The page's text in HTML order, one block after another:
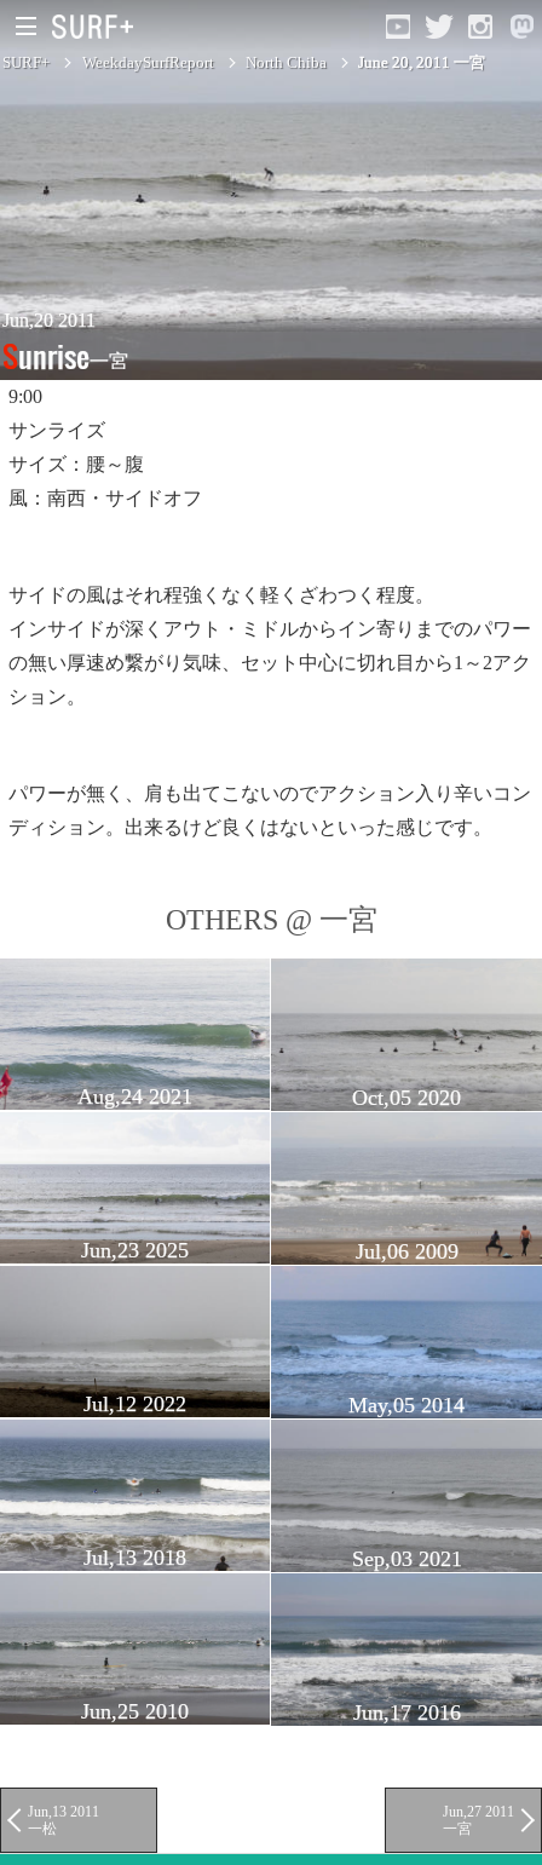
North Chiba
South Chiba
Unusually
Video Logs
Monthly Archive
SURF+ WeekdaySurfReport North Chiba June 20, 2011 一宮
Jun,20 2011
Sunrise一宮
9:00
サンライズ
サイズ：腰～腹
風：南西・サイドオフ
サイドの風はそれ程強くなく軽くざわつく程度。
インサイドが深くアウト・ミドルからイン寄りまでのパワー
の無い厚速め繋がり気味、セット中心に切れ目から1～2アク
ション。
パワーが無く、肩も出てこないのでアクション入り辛いコン
ディション。出来るけど良くはないといった感じです。
OTHERS @ 一宮
Aug,24 2021 Oct,05 2020
Jun,23 2025 Jul,06 2009
Jul,12 2022 May,05 2014
Jul,13 2018 Sep,03 2021
Jun,25 2010 Jun,17 2016
Jun,13 2011
一松
Jun,27 2011
一宮